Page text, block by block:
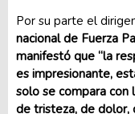
Por su parte el
nacional de Fuerza
manifestó que “la
es impresionante,
solo se compara con
de tristeza, de dolor,